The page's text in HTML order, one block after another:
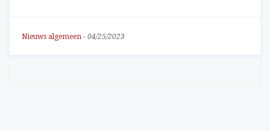
Nieuws algemeen - 04/25/2023